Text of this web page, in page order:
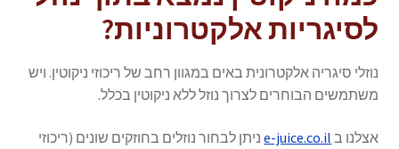
לסיגריות אלקטרוניות?
נוזלי סיגריה אלקטרונית באים במגוון רחב של ריכוזי ניקוטין. ויש
משתמשים הבוחרים לצרוך נוזל ללא ניקוטין בכלל.
אצלנו ב e-juice.co.ilניתן לבחור נוזלים בחוזקים שונים (ריכוזי